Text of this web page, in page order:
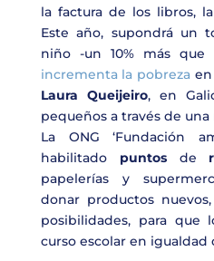
la factura de los libros,
Este año, supondrá un
niño -un 10% más
incrementa la pobreza en
Laura Queijeiro, en
pequeños a través de
La ONG ‘Fundación
habilitado puntos de
papelerías y
donar productos
posibilidades, para que
curso escolar en igualdad